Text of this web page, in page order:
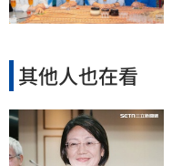
其他人也在看